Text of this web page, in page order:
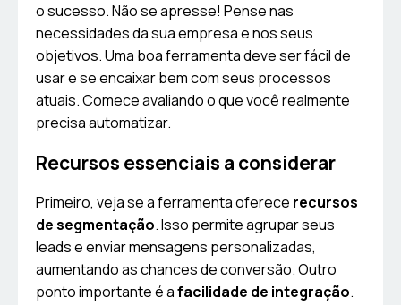
o sucesso. Não se apresse! Pense nas
necessidades da sua empresa e nos seus
objetivos. Uma boa ferramenta deve ser fácil de
usar e se encaixar bem com seus processos
atuais. Comece avaliando o que você realmente
precisa automatizar.
Recursos essenciais a considerar
Primeiro, veja se a ferramenta oferece recursos
de segmentação. Isso permite agrupar seus
leads e enviar mensagens personalizadas,
aumentando as chances de conversão. Outro
ponto importante é afacilidade de integração.